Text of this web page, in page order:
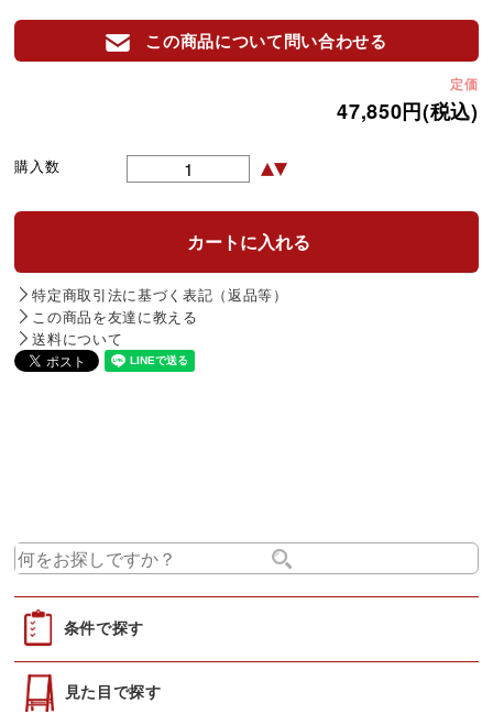
この商品について問い合わせる
定価
47,850円(税込)
購入数
特定商取引法に基づく表記（返品等）
この商品を友達に教える
送料について
条件で探す
見た目で探す